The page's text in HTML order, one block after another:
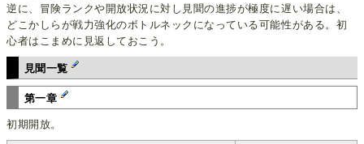
逆に、冒険ランクや開放状況に対し見聞の進捗が極度に遅い場合は、
どこかしらが戦力強化のボトルネックになっている可能性がある。初
心者はこまめに見返しておこう。
見聞一覧
第一章
初期開放。